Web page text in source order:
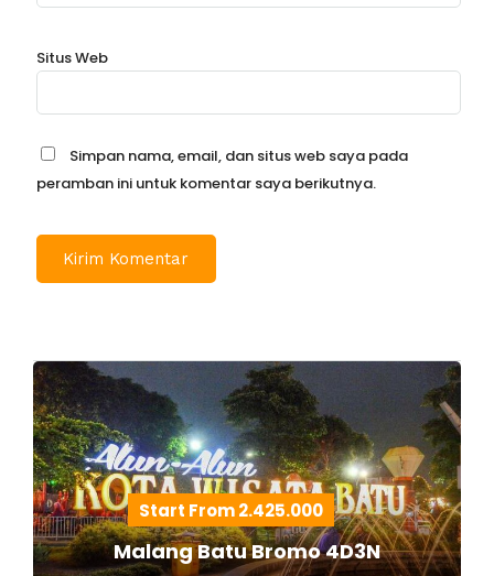
Situs Web
Simpan nama, email, dan situs web saya pada
peramban ini untuk komentar saya berikutnya.
Start From 2.425.000
Malang Batu Bromo 4D3N